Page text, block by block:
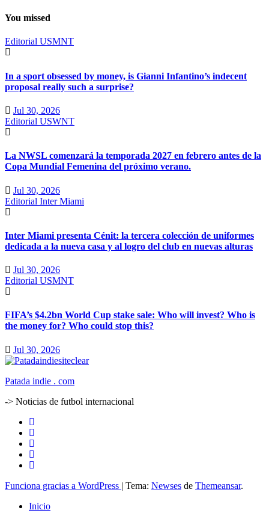
You missed
Editorial USMNT
In a sport obsessed by money, is Gianni Infantino’s indecent
proposal really such a surprise?
Jul 30, 2026
Editorial USWNT
La NWSL comenzará la temporada 2027 en febrero antes de la
Copa Mundial Femenina del próximo verano.
Jul 30, 2026
Editorial Inter Miami
Inter Miami presenta Cénit: la tercera colección de uniformes
dedicada a la nueva casa y al logro del club en nuevas alturas
Jul 30, 2026
Editorial USMNT
FIFA’s $4.2bn World Cup stake sale: Who will invest? Who is
the money for? Who could stop this?
Jul 30, 2026
Patada indie . com
-> Noticias de futbol internacional
Funciona gracias a WordPress | Tema: Newses de Themeansar.
Inicio